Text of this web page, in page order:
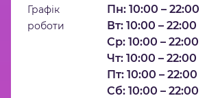
Графік
роботи
Пн: 10:00 – 22:00
Вт: 10:00 – 22:00
Ср: 10:00 – 22:00
Чт: 10:00 – 22:00
Пт: 10:00 – 22:00
Сб: 10:00 – 22:00